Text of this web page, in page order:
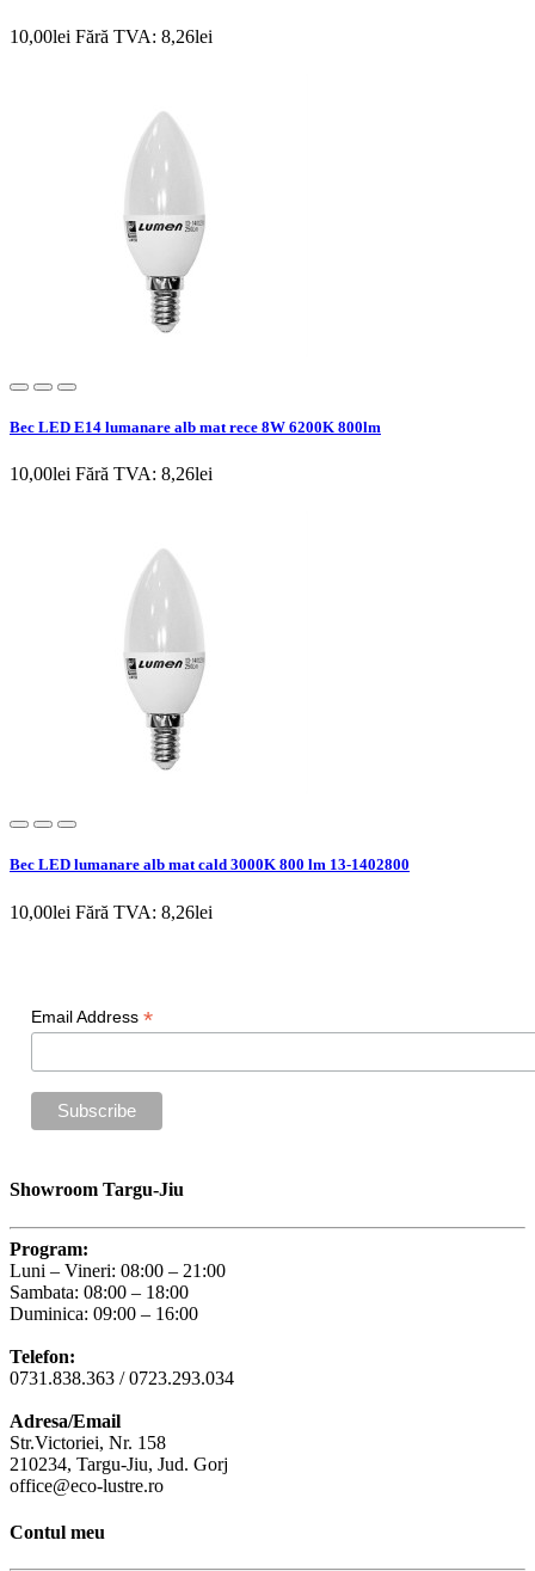
10,00lei Fără TVA: 8,26lei
Bec LED E14 lumanare alb mat rece 8W 6200K 800lm
10,00lei Fără TVA: 8,26lei
Bec LED lumanare alb mat cald 3000K 800 lm 13-1402800
10,00lei Fără TVA: 8,26lei
Email Address *
Showroom Targu-Jiu
Program:
Luni – Vineri: 08:00 – 21:00
Sambata: 08:00 – 18:00
Duminica: 09:00 – 16:00
Telefon:
0731.838.363 / 0723.293.034
Adresa/Email
Str.Victoriei, Nr. 158
210234, Targu-Jiu, Jud. Gorj
office@eco-lustre.ro
Contul meu